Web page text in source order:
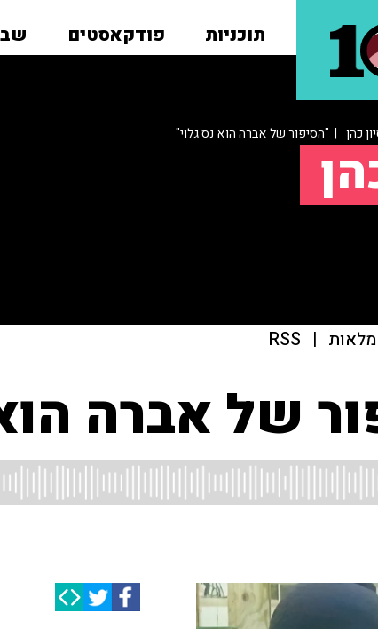
תוכניות פודקאסטים
כהן | "הסיפור של אברה הוא נס גלוי"
מלאות |
RSS
של אברה